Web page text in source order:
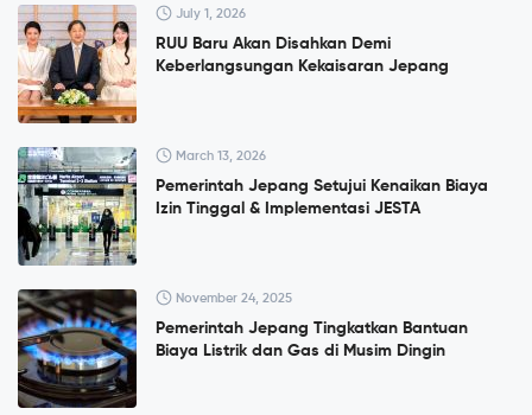
July 1, 2026
RUU Baru Akan Disahkan Demi
Keberlangsungan Kekaisaran Jepang
March 13, 2026
Pemerintah Jepang Setujui Kenaikan Biaya
Izin Tinggal & Implementasi JESTA
November 24, 2025
Pemerintah Jepang Tingkatkan Bantuan
Biaya Listrik dan Gas di Musim Dingin